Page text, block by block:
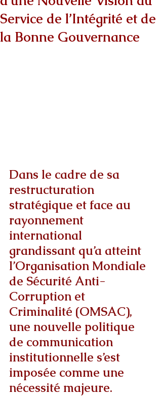
Service de l’Intégrité et de
la Bonne Gouvernance
Dans le cadre de sa
restructuration
stratégique et face au
rayonnement
international
grandissant qu’a atteint
l’Organisation Mondiale
de Sécurité Anti-
Corruption et
Criminalité (OMSAC),
une nouvelle politique
de communication
institutionnelle s’est
imposée comme une
nécessité majeure.